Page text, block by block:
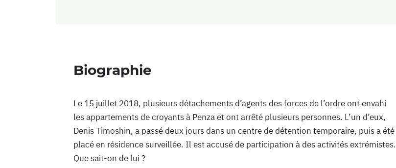
Biographie
Le 15 juillet 2018, plusieurs détachements d’agents des forces de l’ordre ont envahi
les appartements de croyants à Penza et ont arrêté plusieurs personnes. L’un d’eux,
Denis Timoshin, a passé deux jours dans un centre de détention temporaire, puis a été
placé en résidence surveillée. Il est accusé de participation à des activités extrémistes.
Que sait-on de lui ?